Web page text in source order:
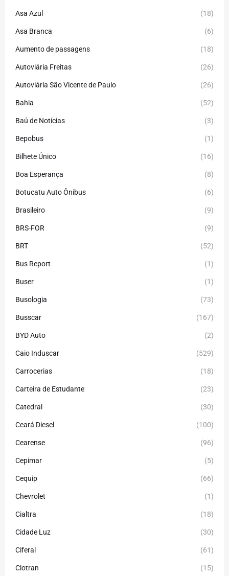
Asa Azul (18)
Asa Branca (6)
Aumento de passagens (18)
Autoviária Freitas (26)
Autoviária São Vicente de Paulo (26)
Bahia (52)
Baú de Notícias (3)
Bepobus (1)
Bilhete Único (16)
Boa Esperança (8)
Botucatu Auto Ônibus (6)
Brasileiro (9)
BRS-FOR (9)
BRT (52)
Bus Report (1)
Buser (1)
Busologia (73)
Busscar (167)
BYD Auto (2)
Caio Induscar (529)
Carrocerias (18)
Carteira de Estudante (23)
Catedral (30)
Ceará Diesel (100)
Cearense (96)
Cepimar (5)
Cequip (66)
Chevrolet (1)
Cialtra (18)
Cidade Luz (30)
Ciferal (61)
Clotran (15)